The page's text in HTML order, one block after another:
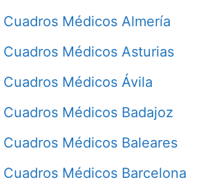
Cuadros Médicos Almería
Cuadros Médicos Asturias
Cuadros Médicos Ávila
Cuadros Médicos Badajoz
Cuadros Médicos Baleares
Cuadros Médicos Barcelona